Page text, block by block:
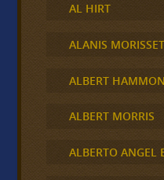
AL HIRT
ALANIS
ALBERT
ALBERT MORRIS
ALBERTO ANGEL